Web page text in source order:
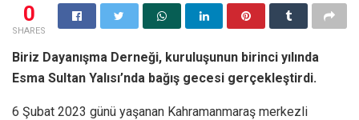
0
SHARES
Biriz Dayanışma Derneği, kuruluşunun birinci yılında
Esma Sultan Yalısı’nda bağış gecesi gerçekleştirdi.
6 Şubat 2023 günü yaşanan Kahramanmaraş merkezli